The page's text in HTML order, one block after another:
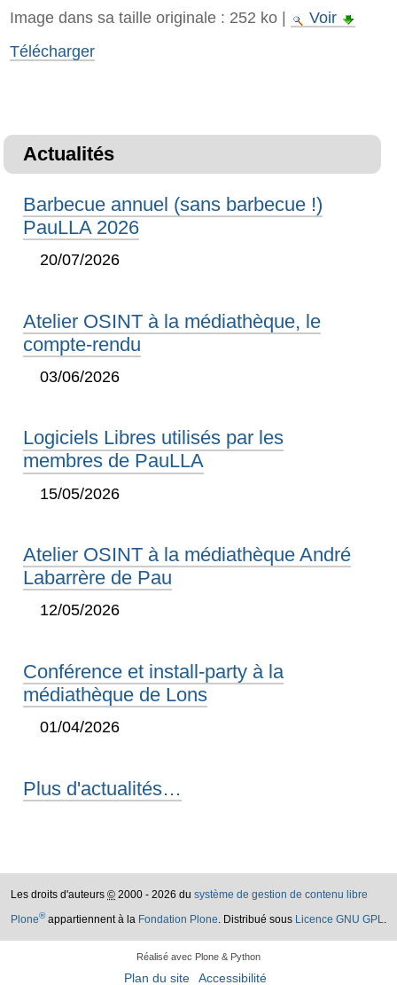
Image dans sa taille originale : 252 ko|
Voir
Télécharger
Actualités
Barbecue annuel (sans barbecue !)
PauLLA 2026
20/07/2026
Atelier OSINT à la médiathèque, le
compte-rendu
03/06/2026
Logiciels Libres utilisés par les
membres de PauLLA
15/05/2026
Atelier OSINT à la médiathèque André
Labarrère de Pau
12/05/2026
Conférence et install-party à la
médiathèque de Lons
01/04/2026
Plus d'actualités…
Les droits d'auteurs © 2000 - 2026 du système de gestion de contenu libre
Plone®appartiennent à la Fondation Plone. Distribué sous Licence GNU GPL.
Réalisé avec Plone & Python
Plan du site Accessibilité